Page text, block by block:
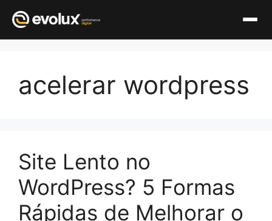
conteúdo
acelerar wordpress
Site Lento no
WordPress? 5 Formas
Rápidas de Melhorar o